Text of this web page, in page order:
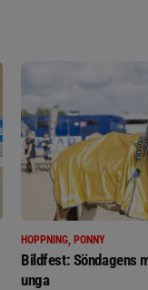
HOPPNING, PONNY
Bildfest: Söndagens
unga